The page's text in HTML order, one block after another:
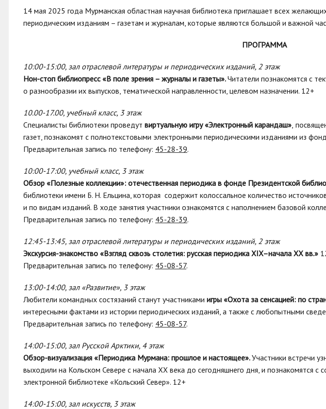
14 мая 2025 года Мурманская областная научная библиотека приглашает всех
периодическим изданиям – газетам и журналам, которые являются большой и важной
ПРОГРАММА
10:00-15:00, зал отраслевой литературы и периодических изданий, 2 этаж
Нон-стоп библиопресс «В поле зрения – журналы и газеты».Читатели познакомятся с
о разнообразии их выпусков, тематической направленности, целевом назначении. 12+
10.00-17.00, учебный класс, 3 этаж
Специалисты библиотеки проведут виртуальную игру «Электронный карандаш»,
газет, познакомят с полнотекстовыми электронными периодическими изданиями из
Предварительная запись по телефону: 45-28-39.
10:00-17:00, учебный класс, 3 этаж
Обзор «Полезные коллекции»: отечественная периодика в фонде Президентской
библиотеки имени Б. Н. Ельцина, которая содержит колоссальное количество
и по видам изданий. В ходе занятия участники ознакомятся с наполнением базовой
Предварительная запись по телефону: 45-28-39.
12:45-13:45, зал отраслевой литературы и периодических изданий, 2 этаж
Экскурсия-знакомство «Взгляд сквозь столетия: русская периодика XIX–начала XX вв.»
Предварительная запись по телефону: 45-08-57.
13:00-14:00, зал «Развитие», 3 этаж
Любители командных состязаний станут участниками игры «Охота за сенсацией: по
интересными фактами из истории периодических изданий, а также с любопытными
Предварительная запись по телефону: 45-08-57.
14:00-15:00, зал Русской Арктики, 4 этаж
Обзор-визуализация «Периодика Мурмана: прошлое и настоящее».Участники встречи
выходили на Кольском Севере с начала XX века до сегодняшнего дня, и познакомятся
электронной библиотеке «Кольский Север». 12+
14:00-15:00, зал искусств, 3 этаж